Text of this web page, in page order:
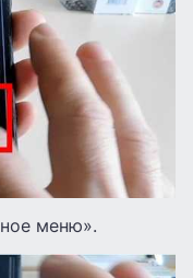
меню».